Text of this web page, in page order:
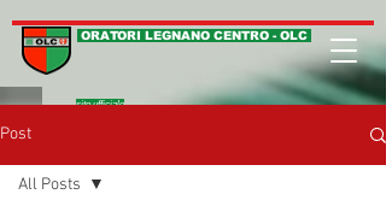
ORATORI LEGNANO CENTRO - OLC
sito ufficiale
Post
All Posts